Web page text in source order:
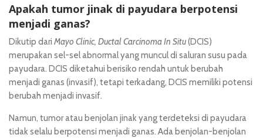
Apakah tumor jinak di payudara berpotensi
menjadi ganas?
Dikutip dari Mayo Clinic, Ductal Carcinoma In Situ(DCIS)
merupakan sel-sel abnormal yang muncul di saluran susu pada
payudara. DCIS diketahui berisiko rendah untuk berubah
menjadi ganas (invasif), tetapi terkadang, DCIS memiliki potensi
berubah menjadi invasif.
Namun, tumor atau benjolan jinak yang terdeteksi di payudara
tidak selalu berpotensi menjadi ganas. Ada benjolan-benjolan